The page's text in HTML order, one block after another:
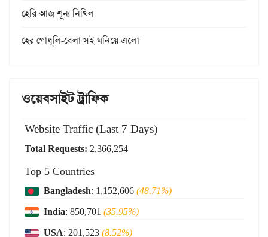
হেরি আজ শূন্য নিখিল
হের গোধূলি-বেলা সই ঘনিয়ে এলো
ওয়েবসাইট ট্রাফিক
Website Traffic (Last 7 Days)
Total Requests: 2,366,254
Top 5 Countries
Bangladesh: 1,152,606(48.71%)
India: 850,701 (35.95%)
USA: 201,523(8.52%)